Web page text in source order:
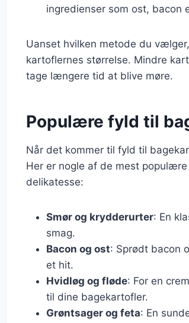
ingredienser som ost, bacon
Uanset hvilken metode du
kartoflernes størrelse. Mindre
tage længere tid at blive møre.
Populære fyld til
Når det kommer til fyld til
Her er nogle af de mest
delikatesse:
Smør og krydderurter: En
smag.
Bacon og ost: Sprødt bacon
et hit.
Hvidløg og fløde: For en
til dine bagekartofler.
Grøntsager og feta: En